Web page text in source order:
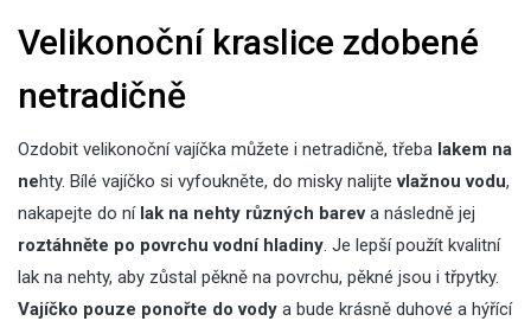
Velikonoční kraslice zdobené
netradičně
Ozdobit velikonoční vajíčka můžete i netradičně, třeba lakem na
nehty. Bílé vajíčko si vyfoukněte, do misky nalijtevlažnou vodu,
nakapejte do ní lak na nehty různých bareva následně jej
roztáhněte po povrchu vodní hladiny. Je lepší použít kvalitní
lak na nehty, aby zůstal pěkně na povrchu, pěkné jsou i třpytky.
Vajíčko pouze ponořte do vody a bude krásně duhové a hýřící